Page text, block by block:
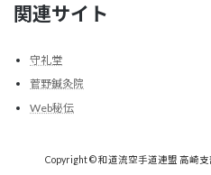
関連サイト
守礼堂
菅野鍼灸院
Web秘伝
Copyright © 和道流空手道連盟 高崎支